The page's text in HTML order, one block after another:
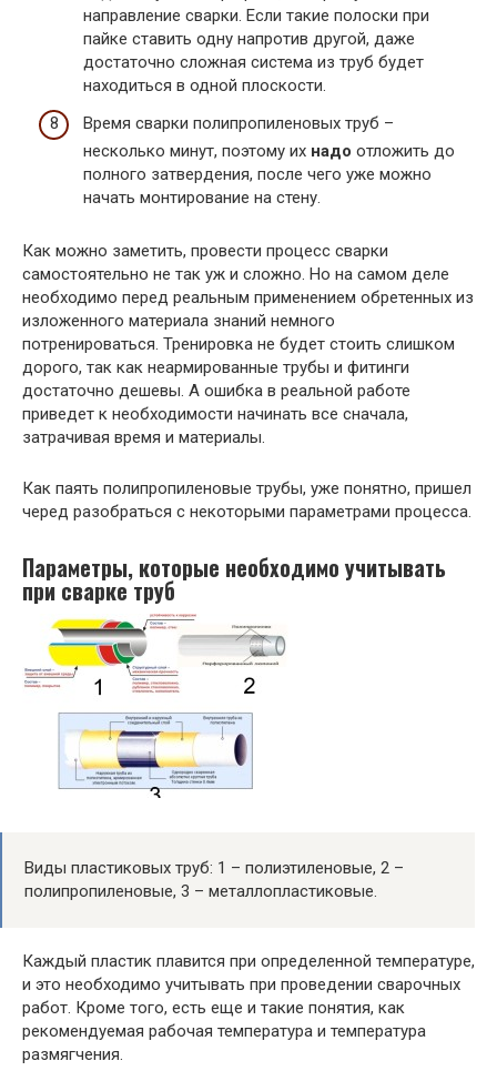
направление сварки. Если такие полоски при
пайке ставить одну напротив другой, даже
достаточно сложная система из труб будет
находиться в одной плоскости.
Время сварки полипропиленовых труб –
несколько минут, поэтому их надо отложить до
полного затвердения, после чего уже можно
начать монтирование на стену.
Как можно заметить, провести процесс сварки
самостоятельно не так уж и сложно. Но на самом деле
необходимо перед реальным применением обретенных из
изложенного материала знаний немного
потренироваться. Тренировка не будет стоить слишком
дорого, так как неармированные трубы и фитинги
достаточно дешевы. А ошибка в реальной работе
приведет к необходимости начинать все сначала,
затрачивая время и материалы.
Как паять полипропиленовые трубы, уже понятно, пришел
черед разобраться с некоторыми параметрами процесса.
Параметры, которые необходимо учитывать
при сварке труб
Виды пластиковых труб: 1 – полиэтиленовые, 2 –
полипропиленовые, 3 – металлопластиковые.
Каждый пластик плавится при определенной температуре,
и это необходимо учитывать при проведении сварочных
работ. Кроме того, есть еще и такие понятия, как
рекомендуемая рабочая температура и температура
размягчения.